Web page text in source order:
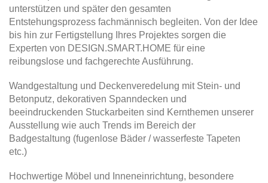
unterstützen und später den gesamten
Entstehungsprozess fachmännisch begleiten. Von der Idee
bis hin zur Fertigstellung Ihres Projektes sorgen die
Experten von DESIGN.SMART.HOME für eine
reibungslose und fachgerechte Ausführung.
Wandgestaltung und Deckenveredelung mit Stein- und
Betonputz, dekorativen Spanndecken und
beeindruckenden Stuckarbeiten sind Kernthemen unserer
Ausstellung wie auch Trends im Bereich der
Badgestaltung (fugenlose Bäder / wasserfeste Tapeten
etc.)
Hochwertige Möbel und Inneneinrichtung, besondere